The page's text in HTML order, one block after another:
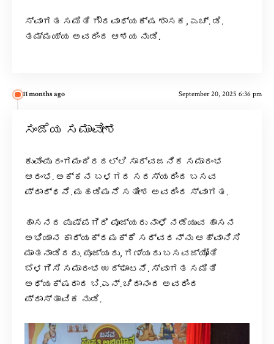
ಸ್ವಾಗತ ಸಮಿತಿ ಗೌರವಾಧ್ಯಕ್ಷ ಶಾಸಕ, ಎಚ್. ಡಿ.
ತಮ್ಮಯ್ಯ ಅವರಿಂದ ಆಶಯ ನುಡಿ.
11 months ago September 20, 2025 6:36 pm
ಸಂಜೆಯ ಸಮಾವೇಶ
ಕುವೆಂಪು ರಂಗಮಂದಿರದಲ್ಲಿ ಸಾರ್ವಜನಿಕ ಸಮಾರಂಭ
ಆರಂಭ. ಅಕ್ಕನ ಬಳಗದ ಸದಸ್ಯರಿಂದ ಬಸವ
ಪ್ರಾರ್ಥನೆ. ಮಹಡಿಮನೆ ಸತೀಶ ಅವರಿಂದ ಸ್ವಾಗತ.
ಹಾಸನದ ಪುಷ್ಪಗಿರಿ ಪೂಜ್ಯರು ನಾಳೆ ನಡೆಯುವ ಹಾಸನ
ಅಭಿಯಾನ ಕಾರ್ಯಕ್ರಮಕ್ಕೆ ಸರ್ವರನ್ನು ಆಹ್ವಾನಿಸಿ
ಮಾತನಾಡಿದರು. ಪೂಜ್ಯರು, ಗಣ್ಯರು ಬಸವಜ್ಯೋತಿ
ಬೆಳಗಿಸಿ ಸಮಾರಂಭ ಉದ್ಘಾಟನೆ. ಸ್ವಾಗತ ಸಮಿತಿ
ಅಧ್ಯಕ್ಷರಾದ ಬಿ.ಎನ್. ಚಿದಾನಂದ ಅವರಿಂದ
ಪ್ರಾಸ್ತಾವಿಕ ನುಡಿ.